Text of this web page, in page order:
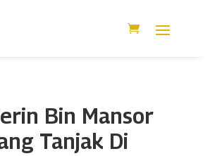
Bin Mansor
Tanjak Di